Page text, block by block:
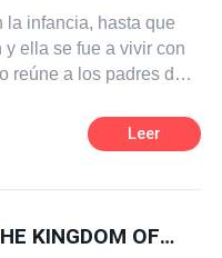
la infancia, hasta que
y ella se fue a vivir con
reúne a los padres de
convertirse en una
de por vida.
Leer
THE RISE OF THE KINGDOM OF THE SUN